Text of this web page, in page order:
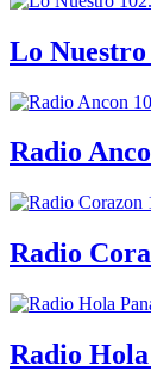
Lo
Radio
Radio
Radio